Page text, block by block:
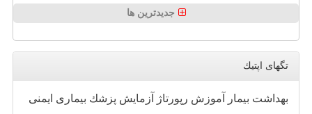
جدیدترین ها
تگهای اپتیك
بهداشت بیمار آموزش رپورتاژ آزمایش پزشك بیماری ایمنی